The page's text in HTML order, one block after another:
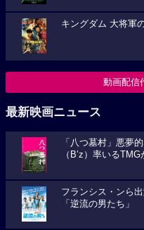
キングダム 大将軍
動画配信
最新映画ニュース
「八つ墓村」悪夢
（B’z）率いるTMG
フランシス・ンら
「逆流の男たち」